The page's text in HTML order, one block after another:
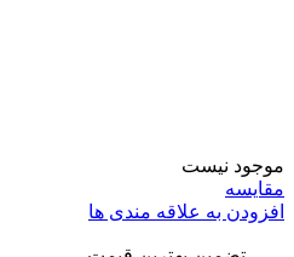
موجود نیست
مقایسه
افزودن به علاقه مندی ها